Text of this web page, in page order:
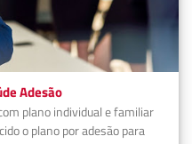
Adesão
plano individual e familiar
o plano por adesão para